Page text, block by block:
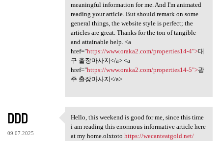
meaningful information for me. And I'm animated
reading your article. But should remark on some
general things, the website style is perfect; the
articles are great. Thanks for the ton of tangible
and attainable help. <a
href="https://www.oraka2.com/properties14-4">대
구 출장마사지</a> <a
href="https://www.oraka2.com/properties14-5">광
주 출장마사지</a>
DDD
09.07.2025
Hello, this weekend is good
Hello, this weekend is good for me, since this time
i am reading this enormous informative article here
at my home.olxtoto https://wecanteatgold.net/